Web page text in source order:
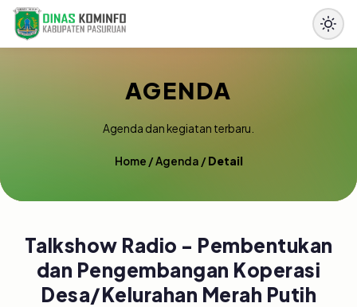
AGENDA
Agenda dan kegiatan terbaru.
Home /Agenda /Detail
Talkshow Radio - Pembentukan
dan Pengembangan Koperasi
Desa/Kelurahan Merah Putih